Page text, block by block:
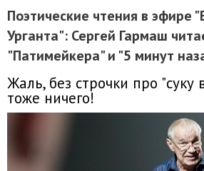
Поэтические чтения в эфире
Урганта": Сергей Гармаш
"Патимейкера" и "5 минут
Жаль, без строчки про "суку
тоже ничего!